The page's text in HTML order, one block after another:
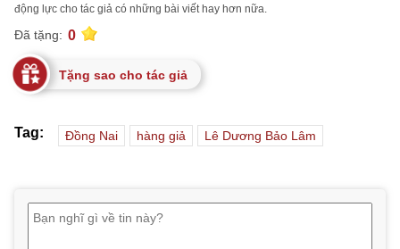
động lực cho tác giả có những bài viết hay hơn nữa.
Đã tặng: 0
Tặng sao cho tác giả
Tag: Đồng Nai hàng giả Lê Dương Bảo Lâm